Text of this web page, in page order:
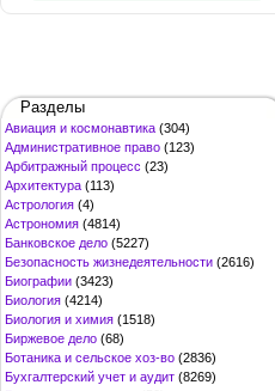
Разделы
Авиация и космонавтика (304)
Административное право (123)
Арбитражный процесс (23)
Архитектура (113)
Астрология (4)
Астрономия (4814)
Банковское дело (5227)
Безопасность жизнедеятельности (2616)
Биографии (3423)
Биология (4214)
Биология и химия (1518)
Биржевое дело (68)
Ботаника и сельское хоз-во (2836)
Бухгалтерский учет и аудит (8269)